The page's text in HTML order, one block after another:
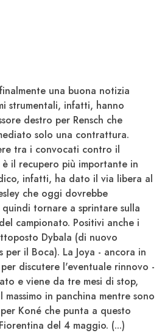
una buona notizia
strumentali, infatti, hanno
destro per Rensch che
solo una contrattura.
tra i convocati contro il
il recupero più importante in
infatti, ha dato il via libera al
che oggi dovrebbe
tornare a sprintare sulla
campionato. Positivi anche i
Dybala (di nuovo
il Boca). La Joya - ancora in
discutere l'eventuale rinnovo -
e viene da tre mesi di stop,
in panchina mentre sono
Koné che punta a questo
del 4 maggio. (...)